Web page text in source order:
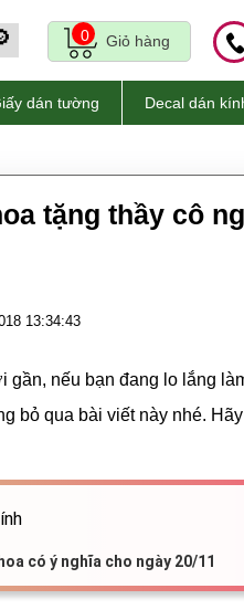
0 Giỏ hàng
dán tường Decal dán
tặng thầy cô
13:34:43
gần, nếu bạn đang lo lắng
bỏ qua bài viết này nhé.
có ý nghĩa cho ngày 20/11